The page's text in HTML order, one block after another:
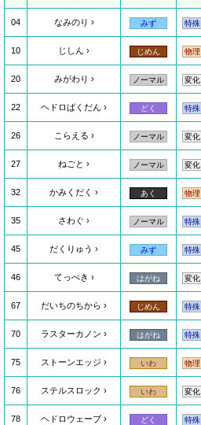
04 なみのり みず 特殊
10 じしん じめん 物理
20 みがわり ノーマル 変化
22 ヘドロばくだん どく 特殊
26 こらえる ノーマル 変化
27 ねごと ノーマル 変化
32 かみくだく あく 物理
35 さわぐ ノーマル 特殊
45 だくりゅう みず 特殊
46 てっぺき はがね 変化
67 だいちのちから じめん 特殊
70 ラスターカノン はがね 特殊
75 ストーンエッジ いわ 物理
76 ステルスロック いわ 変化
78 ヘドロウェーブ どく 特殊